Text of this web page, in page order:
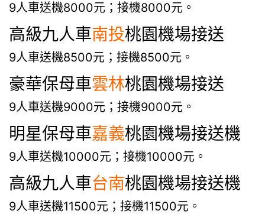
9人車送機8000元；接機8000元。
高級九人車南投桃園機場接送
9人車送機8500元；接機8500元。
豪華保母車雲林桃園機場接送
9人車送機9000元；接機9000元。
明星保母車嘉義桃園機場接送機
9人車送機10000元；接機10000元。
高級九人車台南桃園機場接送機
9人車送機11500元；接機11500元。